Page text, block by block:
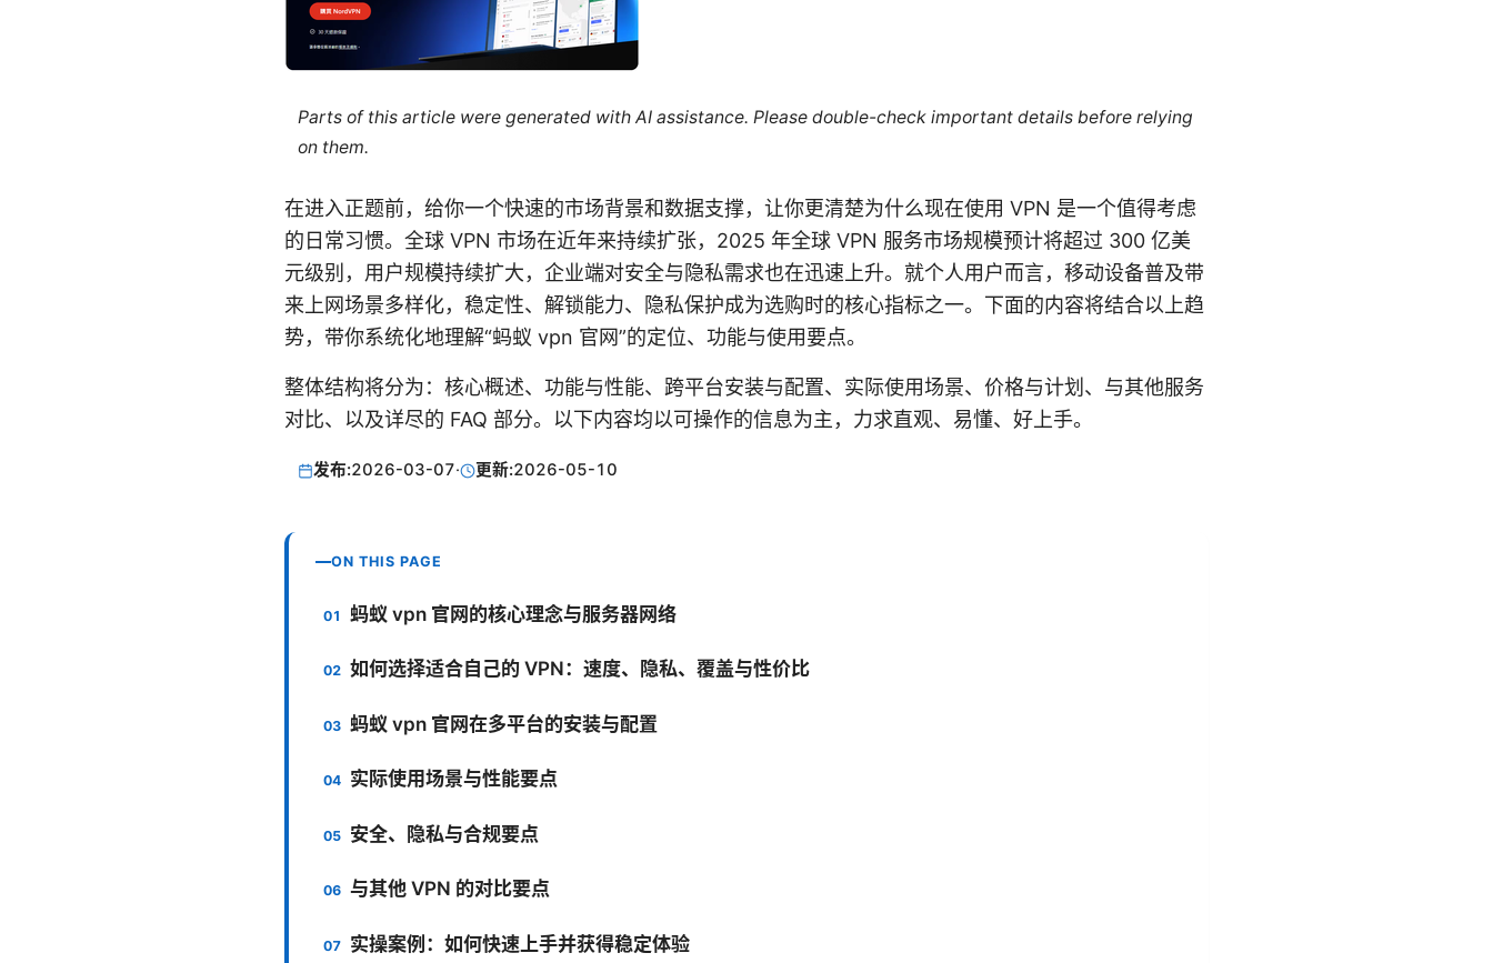
Parts of this article were generated with AI assistance. Please double-check important details before relying
on them.
在进入正题前，给你一个快速的市场背景和数据支撑，让你更清楚为什么现在使用 VPN 是一个值得考虑
的日常习惯。全球 VPN 市场在近年来持续扩张，2025 年全球 VPN 服务市场规模预计将超过 300 亿美
元级别，用户规模持续扩大，企业端对安全与隐私需求也在迅速上升。就个人用户而言，移动设备普及带
来上网场景多样化，稳定性、解锁能力、隐私保护成为选购时的核心指标之一。下面的内容将结合以上趋
势，带你系统化地理解“蚂蚁 vpn 官网”的定位、功能与使用要点。
整体结构将分为：核心概述、功能与性能、跨平台安装与配置、实际使用场景、价格与计划、与其他服务
对比、以及详尽的 FAQ 部分。以下内容均以可操作的信息为主，力求直观、易懂、好上手。
发布:2026-03-07· 更新:2026-05-10
ON THIS PAGE
蚂蚁 vpn 官网的核心理念与服务器网络
如何选择适合自己的 VPN：速度、隐私、覆盖与性价比
蚂蚁 vpn 官网在多平台的安装与配置
实际使用场景与性能要点
安全、隐私与合规要点
与其他 VPN 的对比要点
实操案例：如何快速上手并获得稳定体验